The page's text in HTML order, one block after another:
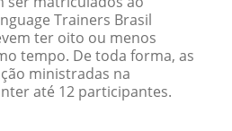
Trainers Brasil
ter oito ou menos
tempo. De toda forma, as
ministradas na
até 12 participantes.